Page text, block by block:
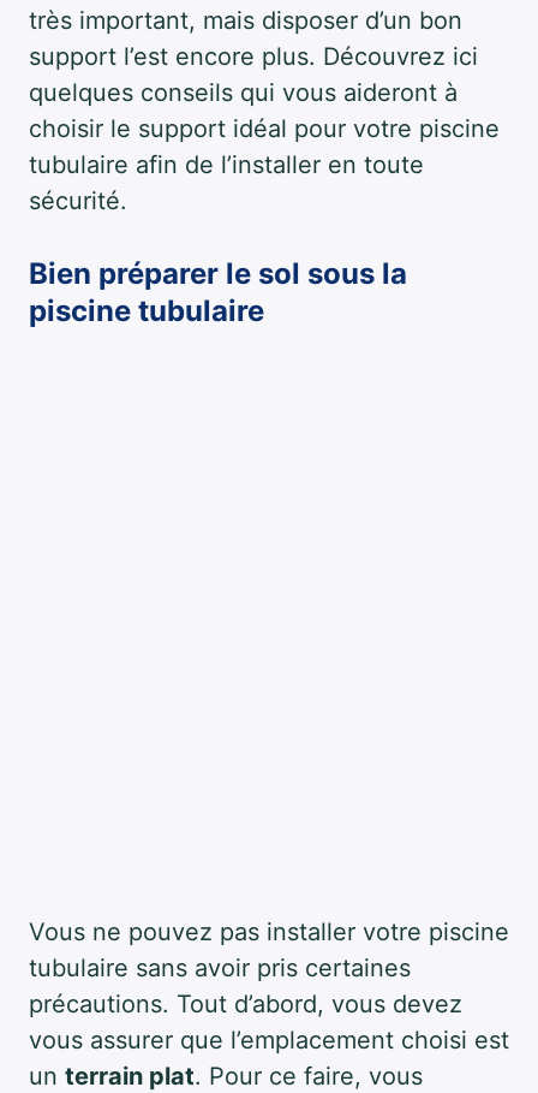
très important, mais disposer d’un bon
support l’est encore plus. Découvrez ici
quelques conseils qui vous aideront à
choisir le support idéal pour votre piscine
tubulaire afin de l’installer en toute
sécurité.
Bien préparer le sol sous la
piscine tubulaire
Vous ne pouvez pas installer votre piscine
tubulaire sans avoir pris certaines
précautions. Tout d’abord, vous devez
vous assurer que l’emplacement choisi est
un terrain plat. Pour ce faire, vous